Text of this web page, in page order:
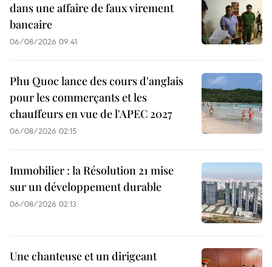
dans une affaire de faux virement
bancaire
06/08/2026 09:41
Phu Quoc lance des cours d'anglais
pour les commerçants et les
chauffeurs en vue de l'APEC 2027
06/08/2026 02:15
Immobilier : la Résolution 21 mise
sur un développement durable
06/08/2026 02:13
Une chanteuse et un dirigeant